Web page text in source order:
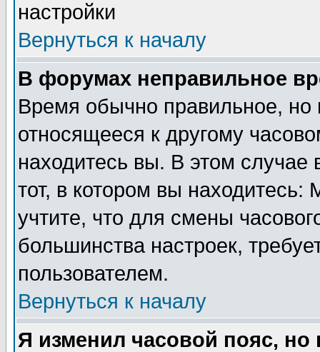
настройки
Вернуться к началу
В форумах неправильное
Время обычно правильное,
относящееся к другому
находитесь вы. В этом
тот, в котором вы
учтите, что для смены
большинства настроек,
пользователем.
Вернуться к началу
Я изменил часовой пояс,